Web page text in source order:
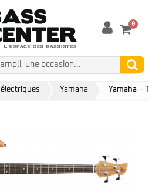
0
électriques Yamaha Yamaha –